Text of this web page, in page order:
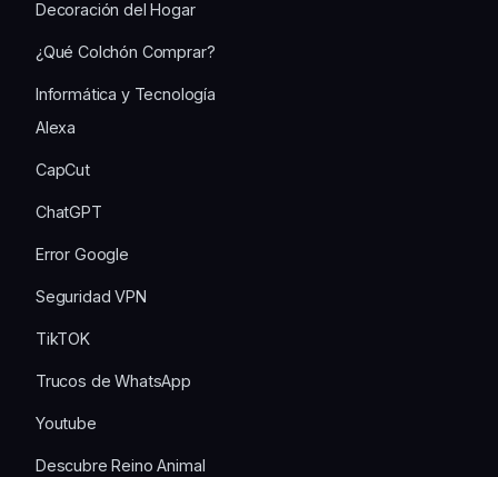
Decoración del Hogar
¿Qué Colchón Comprar?
Informática y Tecnología
Alexa
CapCut
ChatGPT
Error Google
Seguridad VPN
TikTOK
Trucos de WhatsApp
Youtube
Descubre Reino Animal